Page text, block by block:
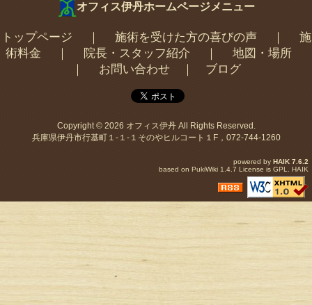
オフィス伊丹ホームページメニュー
トップページ 施術を受けた方の喜びの声｜ 施
術料金
院長・スタッフ紹介
地図・場所
お問い合わせ｜ ブログ
Copyright © 2026 オフィス伊丹All Rights Reserved.
兵庫県伊丹市行基町１-１-１そのやヒルコート１F，072-744-1260
powered by HAIK 7.6.2
based on PukiWiki 1.4.7 License is GPL. HAIK